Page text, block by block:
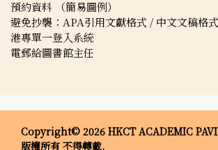
預約資料 （簡易圖例）
避免抄襲：APA引用文獻格式 / 中文文稿格式
港專單一登入系統
電郵給圖書館主任
Copyright© 2026 HKCT ACADEMIC
版權所有 不得轉載.